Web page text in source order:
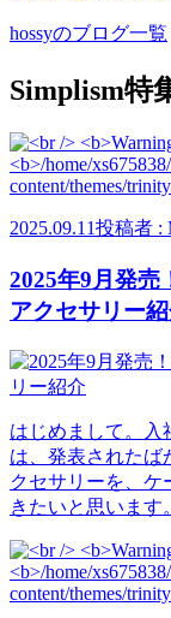
hossyのブログ一覧
Simplism特
2025.09.11投稿者 :
2025年9月発売
アクセサリー
はじめまして。入
は、発表されたば
クセサリーを、ケ
きたいと思います